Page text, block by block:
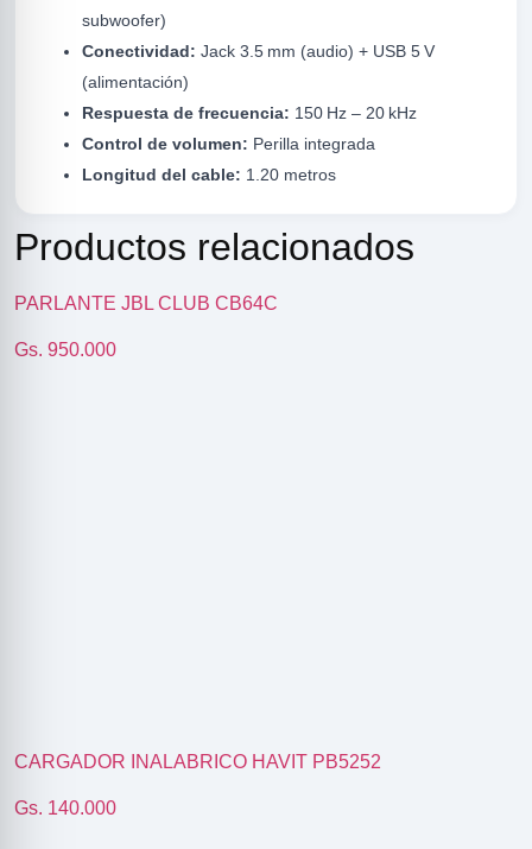
subwoofer)
Conectividad: Jack 3.5 mm (audio) + USB 5 V
(alimentación)
Respuesta de frecuencia: 150 Hz – 20 kHz
Control de volumen: Perilla integrada
Longitud del cable: 1.20 metros
Productos relacionados
PARLANTE JBL CLUB CB64C
Gs. 950.000
CARGADOR INALABRICO HAVIT PB5252
Gs. 140.000